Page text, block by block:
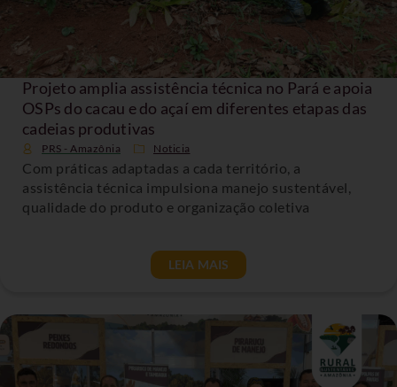
Projeto amplia assistência técnica no Pará e apoia
OSPs do cacau e do açaí em diferentes etapas das
cadeias produtivas
PRS - Amazônia Noticia
Com práticas adaptadas a cada território, a
assistência técnica impulsiona manejo sustentável,
qualidade do produto e organização coletiva
LEIA MAIS